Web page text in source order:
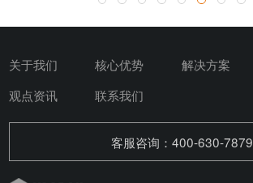
关于我们 核心优势 解决方案
观点资讯
联系我们
客服咨询：400-630-7879